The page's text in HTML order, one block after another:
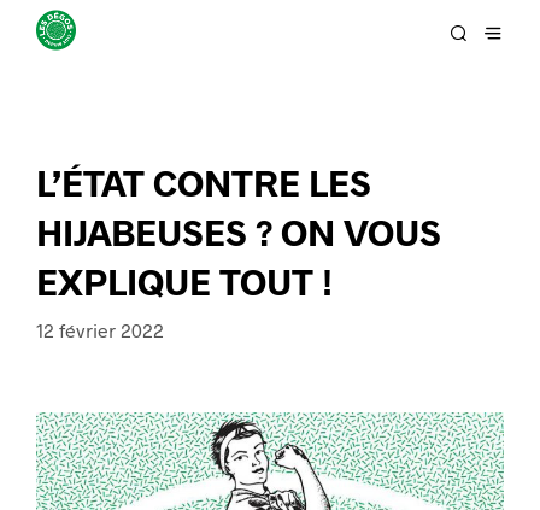
L’ÉTAT CONTRE LES
HIJABEUSES ? ON VOUS
EXPLIQUE TOUT !
12 février 2022